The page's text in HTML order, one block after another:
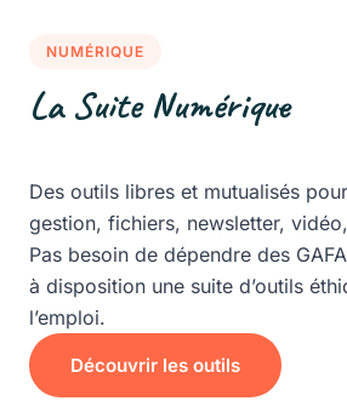
NUMÉRIQUE
La Suite Numérique
Des outils libres et mutualisés
gestion, fichiers, newsletter,
Pas besoin de dépendre des
à disposition une suite d’outils
l’emploi.
Découvrir les outils